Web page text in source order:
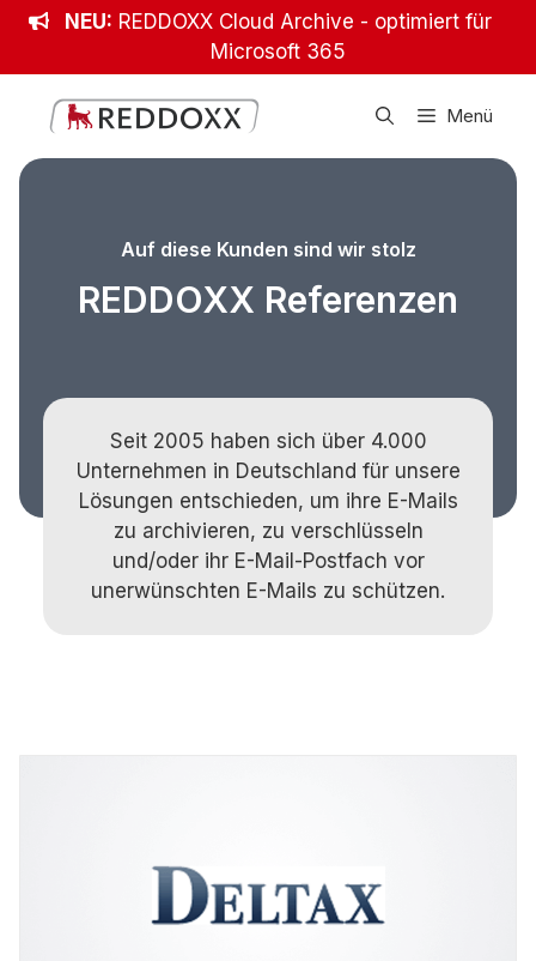
Zum
springen
NEU: REDDOXX Cloud Archive - optimiert für
Microsoft 365
Menü
Auf diese Kunden sind wir stolz
REDDOXX Referenzen
Seit 2005 haben sich über 4.000
Unternehmen in Deutschland für unsere
Lösungen entschieden, um ihre E-Mails
zu archivieren, zu verschlüsseln
und/oder ihr E-Mail-Postfach vor
unerwünschten E-Mails zu schützen.